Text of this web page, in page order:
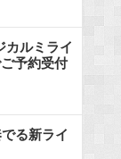
カルミライ
予約受付
る新ライ